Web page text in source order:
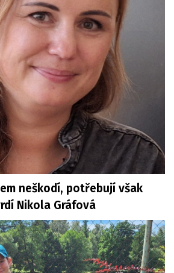
neškodí, potřebují však
Nikola Gráfová